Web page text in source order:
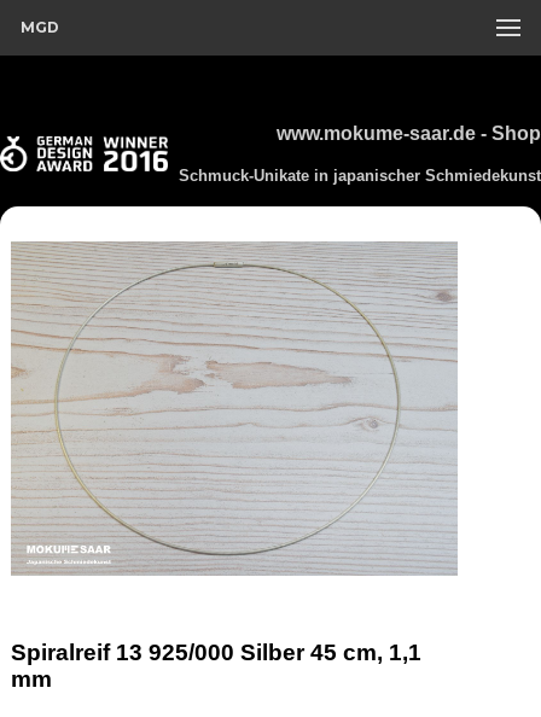
MGD
www.mokume-saar.de - Shop
Schmuck-Unikate in japanischer Schmiedekunst
Spiralreif 13 925/000 Silber 45 cm, 1,1
mm